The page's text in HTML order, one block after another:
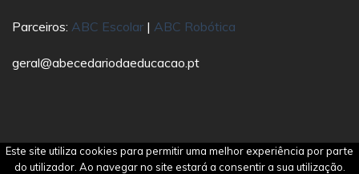
Parceiros: ABC Escolar | ABC Robótica
geral@abecedariodaeducacao.pt
Copyright 2021 Abecedário da Educação | All Rights
Este site utiliza cookies para permitir uma melhor experiência por parte
do utilizador. Ao navegar no site estará a consentir a sua utilização.